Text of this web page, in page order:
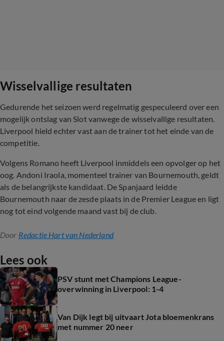
Wisselvallige resultaten
Gedurende het seizoen werd regelmatig gespeculeerd over een
mogelijk ontslag van Slot vanwege de wisselvallige resultaten.
Liverpool hield echter vast aan de trainer tot het einde van de
competitie.
Volgens Romano heeft Liverpool inmiddels een opvolger op het
oog. Andoni Iraola, momenteel trainer van Bournemouth, geldt
als de belangrijkste kandidaat. De Spanjaard leidde
Bournemouth naar de zesde plaats in de Premier League en ligt
nog tot eind volgende maand vast bij de club.
Door Redactie Hart van Nederland
Lees ook
PSV stunt met Champions League-
overwinning in Liverpool: 1-4
Van Dijk legt bij uitvaart Jota bloemenkrans
met nummer 20 neer